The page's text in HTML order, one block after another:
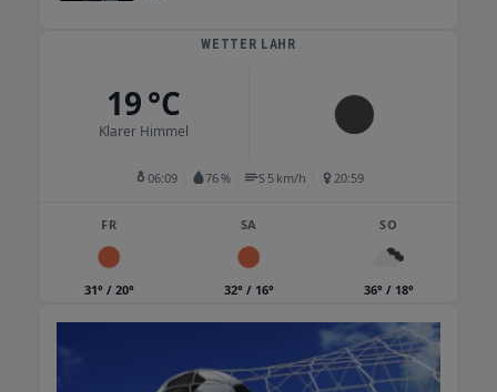
WETTER LAHR
19 °C
Klarer Himmel
06:09 76 % S 5 km/h 20:59
FR
31° / 20°
SA
32° / 16°
SO
36° / 18°